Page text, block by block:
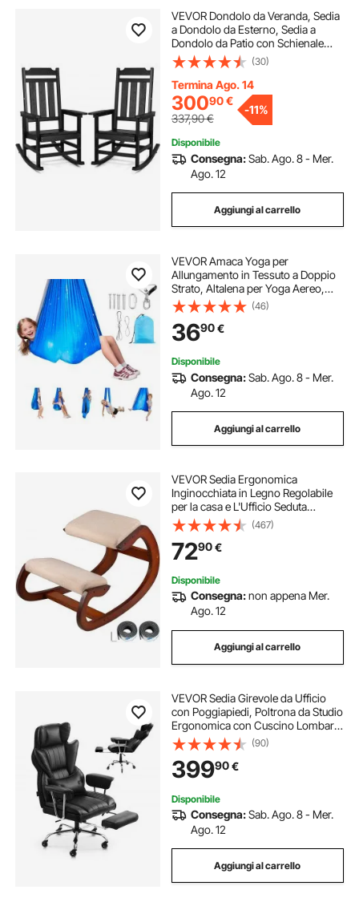
VEVOR Dondolo da Veranda, Sedia
a Dondolo da Esterno, Sedia a
Dondolo da Patio con Schienale
Alto e Braccioli Lisci, Supporta Fino
a 181,4 kg, Sedia per Giardino,
Balcone, Veranda, Nero 2 Pezzi
(30)
Termina Ago. 14
30090€
337,90€
-11%
Disponibile
Consegna:Sab. Ago. 8 - Mer.
Ago. 12
Aggiungi al carrello
VEVOR Amaca Yoga per
Allungamento in Tessuto a Doppio
Strato, Altalena per Yoga Aereo,
con Sospensione Rotante a 360° e
Capacità di Carico Massima di
136,07 kg, Altalene Sospese
Multicolore Azzurro
(46)
3690€
Disponibile
Consegna:Sab. Ago. 8 - Mer.
Ago. 12
Aggiungi al carrello
VEVOR Sedia Ergonomica
Inginocchiata in Legno Regolabile
per la casa e L'Ufficio Seduta
Ergonomica Marrone
(467)
7290€
Disponibile
Consegna:non appena Mer.
Ago. 12
Aggiungi al carrello
VEVOR Sedia Girevole da Ufficio
con Poggiapiedi, Poltrona da Studio
Ergonomica con Cuscino Lombare
Braccioli Rimovibili, Sedile da Ufficio
in Pelle PU Portata max. 181,44 kg,
Studio, Casa, Nero
(90)
39990€
Disponibile
Consegna:Sab. Ago. 8 - Mer.
Ago. 12
Aggiungi al carrello